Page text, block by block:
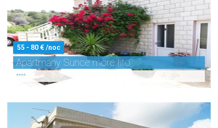
55 - 80 € /noc
Apartmány Sunce more lito
****